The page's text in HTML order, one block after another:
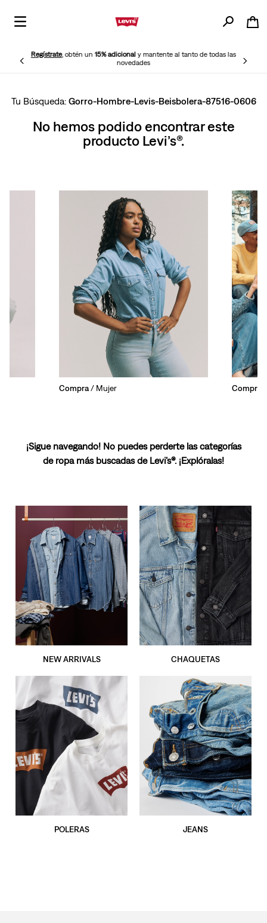
Regístrate, obtén un15% adicionaly mantente al tanto de todas las
novedades
Gorro-Hombre-Levis-Beisbolera-87516-0606
No hemos podido encontrar este
producto Levi’s®.
Compra/ Mujer Compra
¡Sigue navegando! No puedes perderte las categorías
de ropa más buscadas de Levi’s®. ¡Explóralas!
NEW ARRIVALS CHAQUETAS
POLERAS JEANS